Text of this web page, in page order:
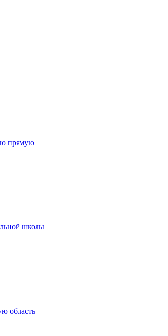
прямую
школы
область